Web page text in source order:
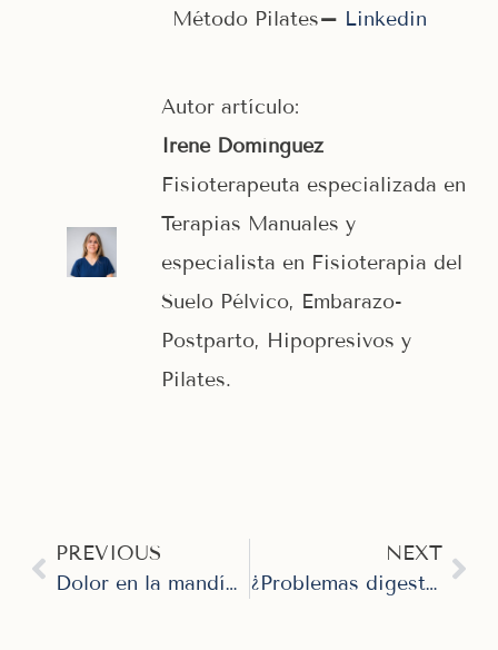
Método Pilates– Linkedin
Autor artículo:
Irene Domínguez
Fisioterapeuta especializada en
Terapias Manuales y
especialista en Fisioterapia del
Suelo Pélvico, Embarazo-
Postparto, Hipopresivos y
Pilates.
PREVIOUS
Dolor en la mandíbula y latidos del corazón: la sorprendente conexión que pocos conocen
NEXT
¿Problemas digestivos? Descubre cómo el nervio vago puede ser la clave para tu bienestar